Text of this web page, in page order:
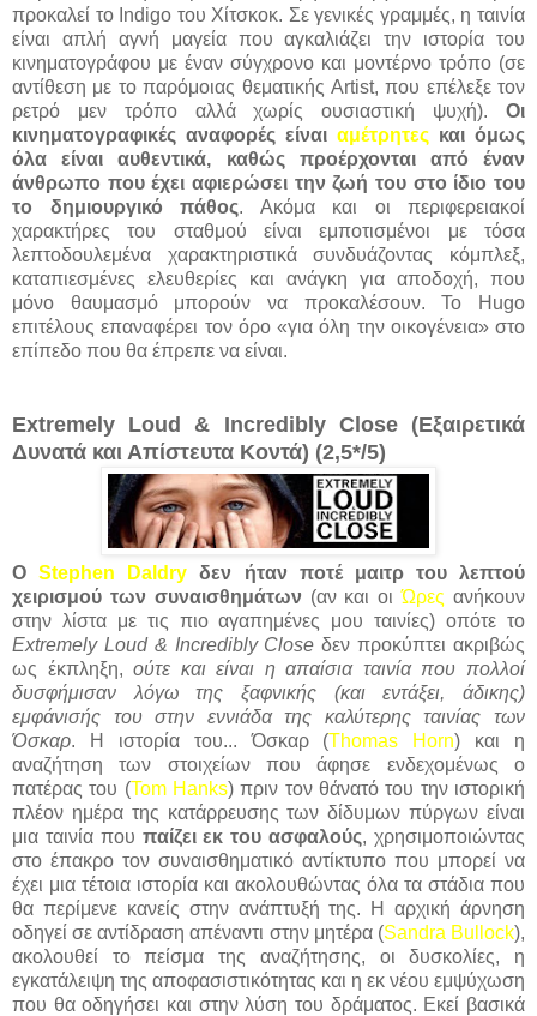
προκαλεί το Indigo του Χίτσκοκ. Σε γενικές γραμμές, η ταινία
είναι απλή αγνή μαγεία που αγκαλιάζει την ιστορία του
κινηματογράφου με έναν σύγχρονο και μοντέρνο τρόπο (σε
αντίθεση με το παρόμοιας θεματικής Artist, που επέλεξε τον
ρετρό μεν τρόπο αλλά χωρίς ουσιαστική ψυχή). Οι
κινηματογραφικές αναφορές είναι αμέτρητες και όμως
όλα είναι αυθεντικά, καθώς προέρχονται από έναν
άνθρωπο που έχει αφιερώσει την ζωή του στο ίδιο του
το δημιουργικό πάθος. Ακόμα και οι περιφερειακοί
χαρακτήρες του σταθμού είναι εμποτισμένοι με τόσα
λεπτοδουλεμένα χαρακτηριστικά συνδυάζοντας κόμπλεξ,
καταπιεσμένες ελευθερίες και ανάγκη για αποδοχή, που
μόνο θαυμασμό μπορούν να προκαλέσουν. Το Hugo
επιτέλους επαναφέρει τον όρο «για όλη την οικογένεια» στο
επίπεδο που θα έπρεπε να είναι.
Extremely Loud & Incredibly Close (Εξαιρετικά
Δυνατά και Απίστευτα Κοντά) (2,5*/5)
OStephen Daldry δεν ήταν ποτέ μαιτρ του λεπτού
χειρισμού των συναισθημάτων (αν και οιΏρεςανήκουν
στην λίστα με τις πιο αγαπημένες μου ταινίες) οπότε το
Extremely Loud & Incredibly Close δεν προκύπτει ακριβώς
ως έκπληξη,ούτε και είναι η απαίσια ταινία που πολλοί
δυσφήμισαν λόγω της ξαφνικής (και εντάξει, άδικης)
εμφάνισής του στην εννιάδα της καλύτερης ταινίας των
Όσκαρ. Η ιστορία του... Όσκαρ (Thomas Horn) και η
αναζήτηση των στοιχείων που άφησε ενδεχομένως ο
πατέρας του (Tom Hanks) πριν τον θάνατό του την ιστορική
πλέον ημέρα της κατάρρευσης των δίδυμων πύργων είναι
μια ταινία που παίζει εκ του ασφαλούς, χρησιμοποιώντας
στο έπακρο τον συναισθηματικό αντίκτυπο που μπορεί να
έχει μια τέτοια ιστορία και ακολουθώντας όλα τα στάδια που
θα περίμενε κανείς στην ανάπτυξή της. Η αρχική άρνηση
οδηγεί σε αντίδραση απέναντι στην μητέρα (Sandra Bullock),
ακολουθεί το πείσμα της αναζήτησης, οι δυσκολίες, η
εγκατάλειψη της αποφασιστικότητας και η εκ νέου εμψύχωση
που θα οδηγήσει και στην λύση του δράματος. Εκεί βασικά